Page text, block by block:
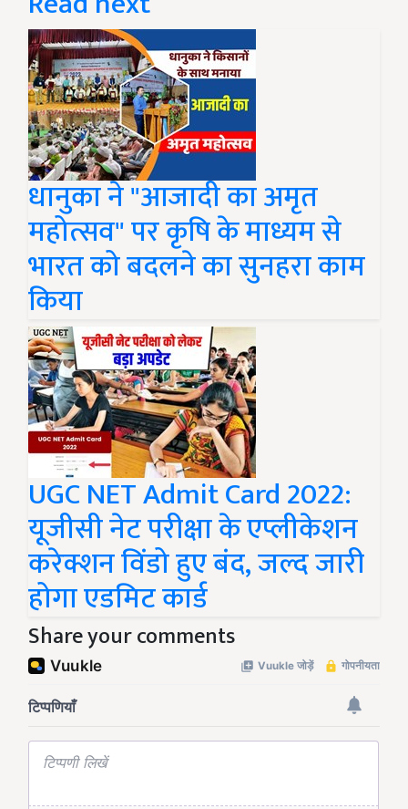
धानुका ने "आजादी का अमृत
महोत्सव" पर कृषि के माध्यम से
भारत को बदलने का सुनहरा काम
किया
UGC NET Admit Card 2022:
यूजीसी नेट परीक्षा के एप्लीकेशन
करेक्शन विंडो हुए बंद, जल्द जारी
होगा एडमिट कार्ड
Share your comments